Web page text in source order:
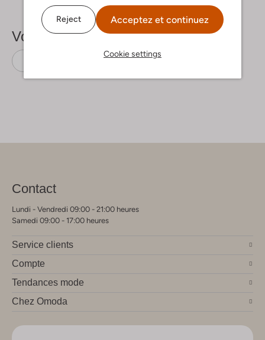
Reject Acceptez et continuez
Cookie settings
Voir plus
Gabor Daim
Contact
Lundi - Vendredi 09:00 - 21:00 heures
Samedi 09:00 - 17:00 heures
Service clients
Compte
Tendances mode
Chez Omoda